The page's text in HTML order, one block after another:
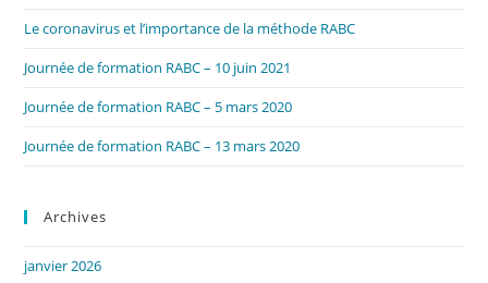
Le coronavirus et l’importance de la méthode RABC
Journée de formation RABC – 10 juin 2021
Journée de formation RABC – 5 mars 2020
Journée de formation RABC – 13 mars 2020
Archives
janvier 2026